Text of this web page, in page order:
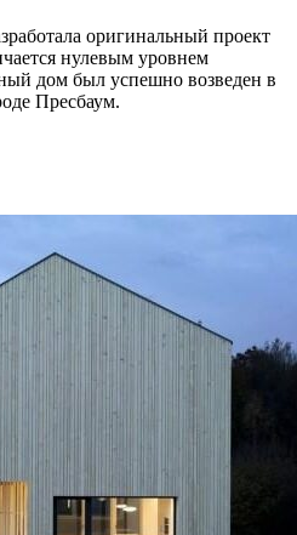
оригинальный проект
нулевым уровнем
дом был успешно возведен в
Пресбаум.